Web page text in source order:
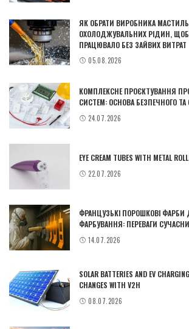
ЯК ОБРАТИ ВИРОБНИКА
ОХОЛОДЖУВАЛЬНИХ РІДИН,
ПРАЦЮВАЛО БЕЗ ЗАЙВИХ ВИТРАТ
05.08.2026
КОМПЛЕКСНЕ ПРОЄКТУВАННЯ
СИСТЕМ: ОСНОВА БЕЗПЕЧНОГО ТА
24.07.2026
EYE CREAM TUBES WITH METAL
22.07.2026
ФРАНЦУЗЬКІ ПОРОШКОВІ
ФАРБУВАННЯ: ПЕРЕВАГИ
14.07.2026
SOLAR BATTERIES AND EV
CHANGES WITH V2H
08.07.2026